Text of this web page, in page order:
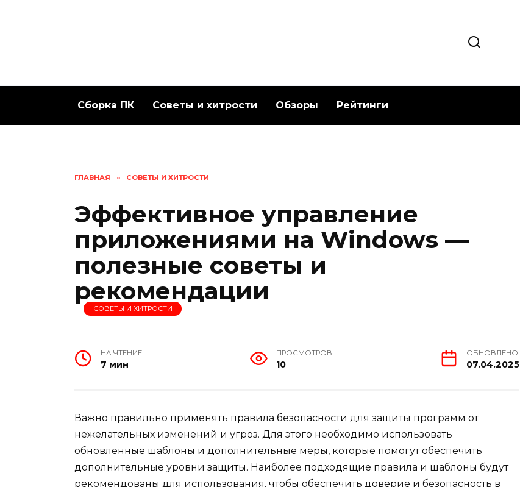
Сборка ПК Советы и хитрости Обзоры Рейтинги
ГЛАВНАЯ » СОВЕТЫ И ХИТРОСТИ
Эффективное управление
приложениями на Windows —
полезные советы и
рекомендации
СОВЕТЫ И ХИТРОСТИ
НА ЧТЕНИЕ
7 мин
ПРОСМОТРОВ
10
ОБНОВЛЕНО
07.04.2025
Важно правильно применять правила безопасности для защиты программ от
нежелательных изменений и угроз. Для этого необходимо использовать
обновленные шаблоны и дополнительные меры, которые помогут обеспечить
дополнительные уровни защиты. Наиболее подходящие правила и шаблоны будут
рекомендованы для использования, чтобы обеспечить доверие и безопасность в